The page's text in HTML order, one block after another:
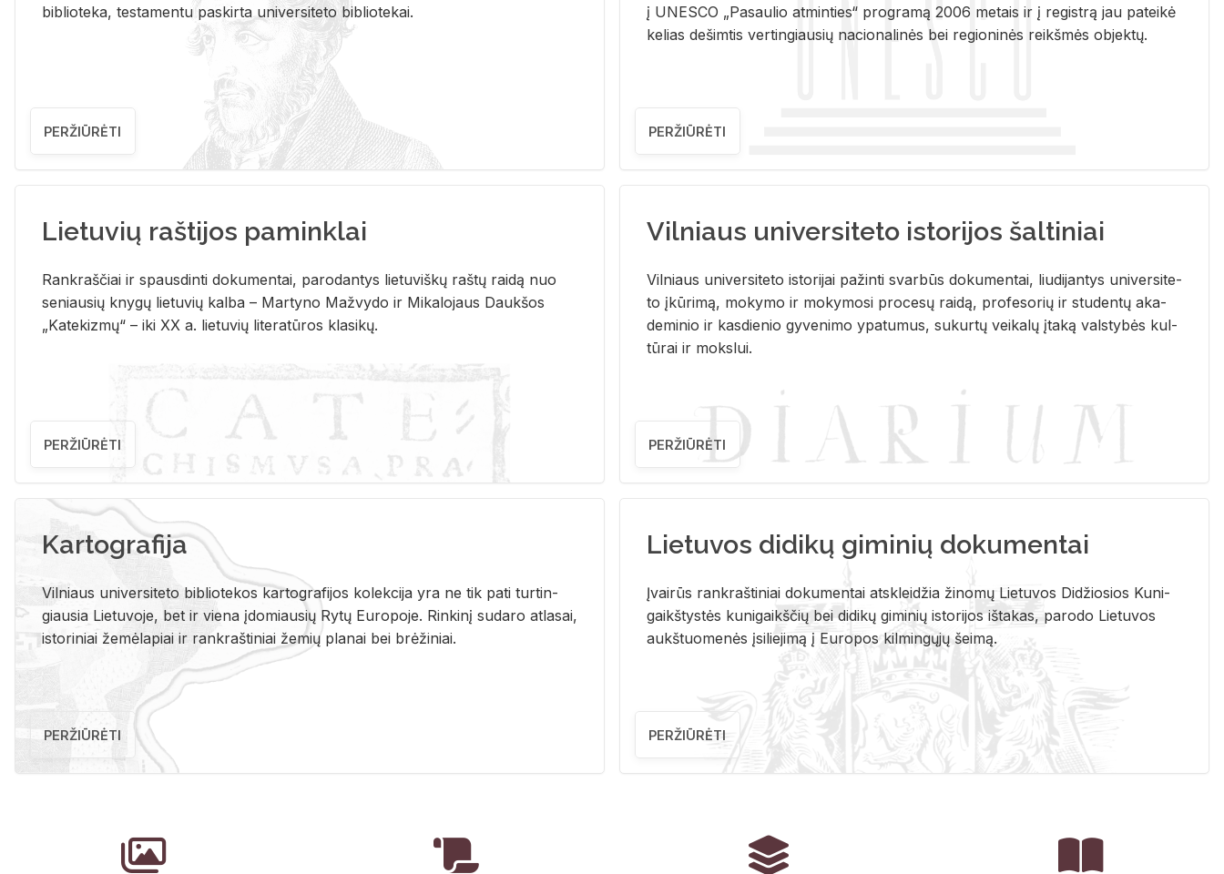
bi­b­lio­te­ka, te­sta­men­tu pa­skir­ta uni­ver­si­te­to bi­b­lio­te­kai.
PERŽIŪRĖTI
į UNESCO „Pasaulio atminties“ programą 2006 metais ir į registrą jau pateikė
kelias dešimtis vertingiausių nacionalinės bei regioninės reikšmės objektų.
PERŽIŪRĖTI
Lietuvių raštijos paminklai
Rank­raš­čiai ir spaus­din­ti do­ku­men­tai, pa­ro­dan­tys lie­tu­viš­kų raš­tų rai­dą nuo
se­niau­sių kny­gų lie­tu­vių kal­ba – Mar­ty­no Ma­žvy­do ir Mi­ka­lo­jaus Dauk­šos
„Ka­te­kiz­mų“ – iki XX a. lie­tu­vių li­te­ra­tū­ros kla­si­kų.
PERŽIŪRĖTI
Vilniaus universiteto istorijos šaltiniai
Vil­niaus uni­ver­si­te­to is­to­ri­jai pa­žin­ti svar­būs do­ku­men­tai, liu­di­jan­tys uni­ver­si­te­
to įkū­ri­mą, mo­ky­mo ir mo­ky­mo­si pro­ce­sų rai­dą, pro­fe­so­rių ir stu­den­tų aka­
de­mi­nio ir kas­die­nio gy­ve­ni­mo ypa­tu­mus, su­kur­tų vei­ka­lų įta­ką vals­ty­bės kul­
tū­rai ir moks­lui.
PERŽIŪRĖTI
Kartografija
Vil­niaus uni­ver­si­te­to bi­b­lio­te­kos kar­to­gra­fi­jos ko­lek­ci­ja yra ne tik pati tur­tin­
giau­sia Lie­tu­vo­je, bet ir vie­na įdo­miau­sių Rytų Eu­ro­po­je. Rin­ki­nį su­da­ro at­la­sai,
is­to­ri­niai že­mė­la­piai ir rank­raš­ti­niai že­mių pla­nai bei brė­ži­niai.
PERŽIŪRĖTI
Lietuvos didikų giminių dokumentai
Įvai­rūs rank­raš­ti­niai do­ku­men­tai at­sklei­džia ži­no­mų Lie­tu­vos Di­džio­sios Ku­ni­
gaikš­tys­tės ku­ni­gaikš­čių bei di­di­kų gi­mi­nių is­to­ri­jos iš­ta­kas, pa­ro­do Lie­tu­vos
aukš­tuo­me­nės įsi­lie­ji­mą į Eu­ro­pos kil­min­gų­jų šei­mą.
PERŽIŪRĖTI